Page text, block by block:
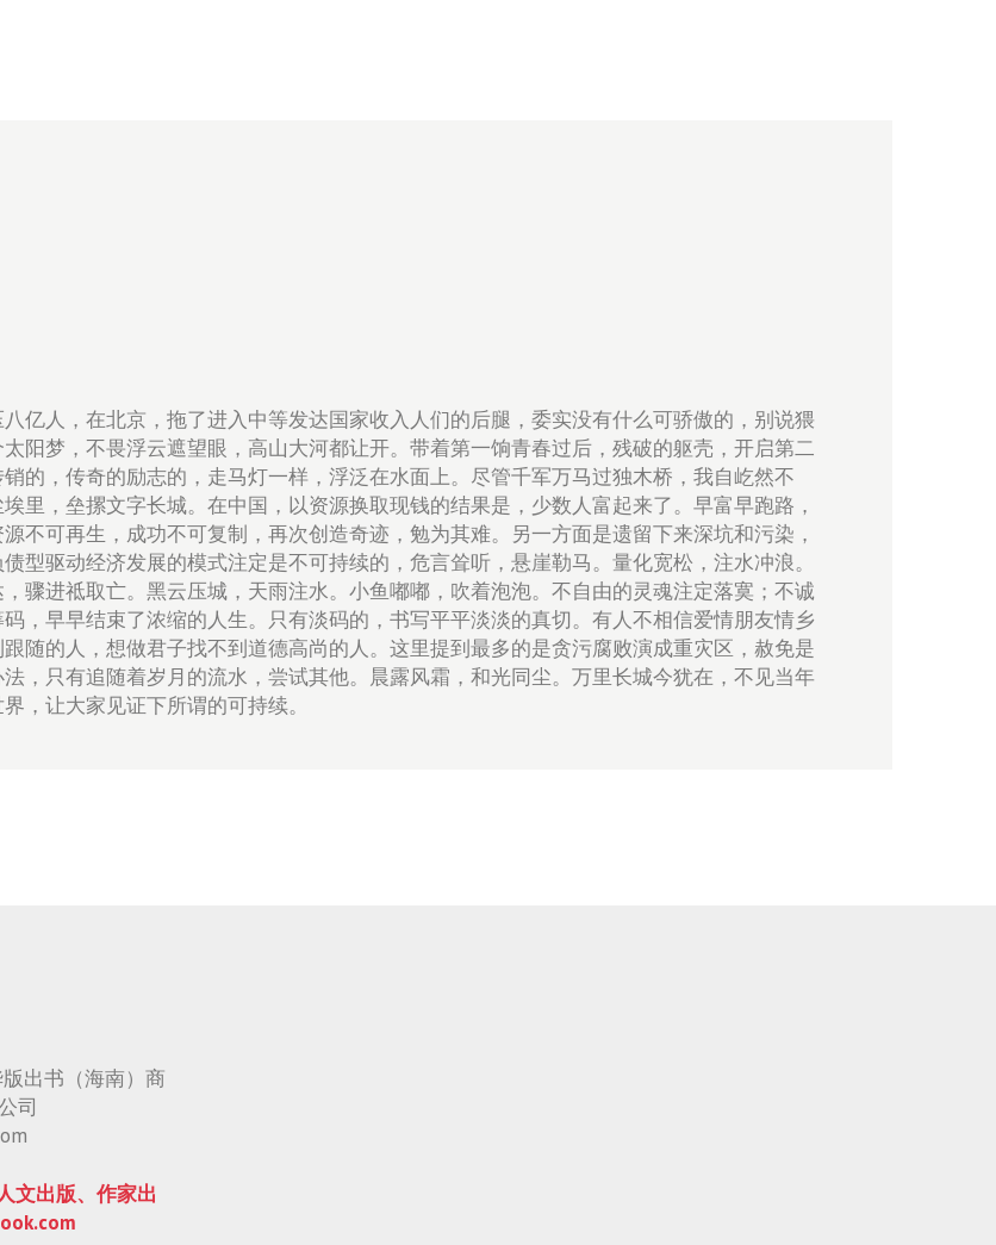
亿人，在北京，拖了进入中等发达国家收入人们的后腿，委实没有什么可骄傲的，别说猥
阳梦，不畏浮云遮望眼，高山大河都让开。带着第一饷青春过后，残破的躯壳，开启第二
的，传奇的励志的，走马灯一样，浮泛在水面上。尽管千军万马过独木桥，我自屹然不
里，垒摞文字长城。在中国，以资源换取现钱的结果是，少数人富起来了。早富早跑路，
不可再生，成功不可复制，再次创造奇迹，勉为其难。另一方面是遗留下来深坑和污染，
型驱动经济发展的模式注定是不可持续的，危言耸听，悬崖勒马。量化宽松，注水冲浪。
骤进祗取亡。黑云压城，天雨注水。小鱼嘟嘟，吹着泡泡。不自由的灵魂注定落寞；不诚
，早早结束了浓缩的人生。只有淡码的，书写平平淡淡的真切。有人不相信爱情朋友情乡
随的人，想做君子找不到道德高尚的人。这里提到最多的是贪污腐败演成重灾区，赦免是
，只有追随着岁月的流水，尝试其他。晨露风霜，和光同尘。万里长城今犹在，不见当年
，让大家见证下所谓的可持续。
出书（海南）商
司
文出版、作家出